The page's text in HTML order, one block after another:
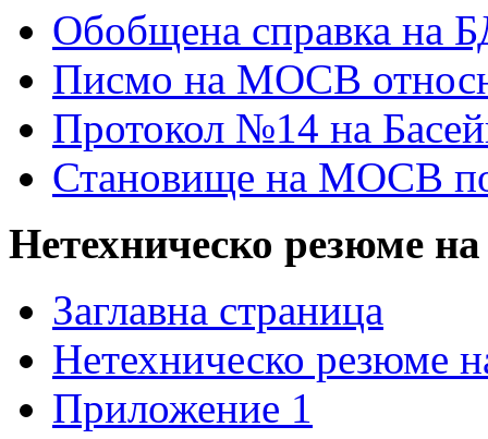
Обобщена справка на
Писмо на МОСВ
Протокол №14 на
Становище на МОСВ
Нетехническо резюме
Заглавна страница
Нетехническо резюме
Приложение 1